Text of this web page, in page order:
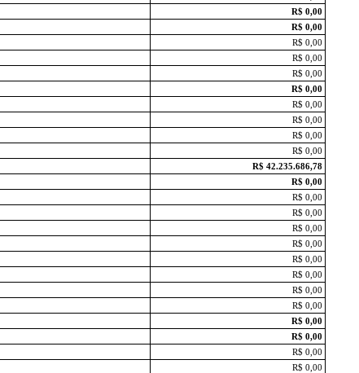
R$ 0,00
R$ 0,00
R$ 0,00
R$ 0,00
R$ 0,00
R$ 0,00
R$ 0,00
R$ 0,00
R$ 0,00
R$ 0,00
R$ 42.235.686,78
R$ 0,00
R$ 0,00
R$ 0,00
R$ 0,00
R$ 0,00
R$ 0,00
R$ 0,00
R$ 0,00
R$ 0,00
R$ 0,00
R$ 0,00
R$ 0,00
R$ 0,00